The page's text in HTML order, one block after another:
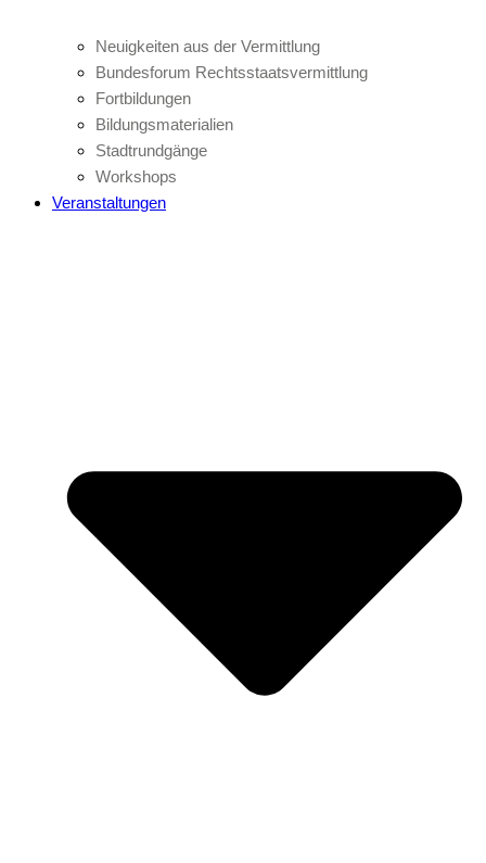
Neuigkeiten aus der Vermittlung
Bundesforum Rechtsstaatsvermittlung
Fortbildungen
Bildungsmaterialien
Stadtrundgänge
Workshops
Veranstaltungen